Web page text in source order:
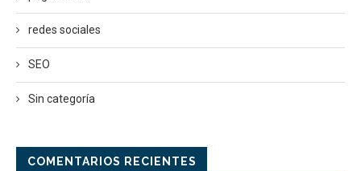
redes sociales
SEO
Sin categoría
COMENTARIOS RECIENTES